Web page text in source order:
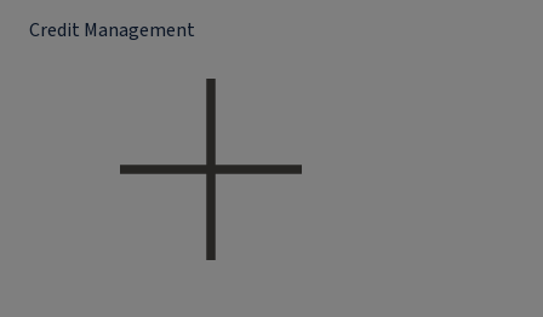
Credit Management